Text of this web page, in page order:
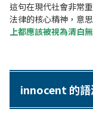
這句在現代社會非常
法律的核心精神，意
上都應該被視為清白
innocent 的語